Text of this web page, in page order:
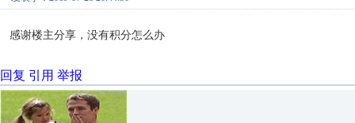
感谢楼主分享，没有积分怎么办
回复 引用 举报